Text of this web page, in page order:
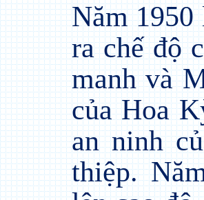
Năm 1950
ra chế độ
manh và
của Hoa
an ninh
thiệp.